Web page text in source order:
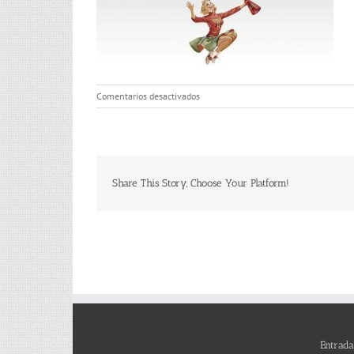
Comentarios desactivadosen
elastic2
Share This Story, Choose Your Platform!